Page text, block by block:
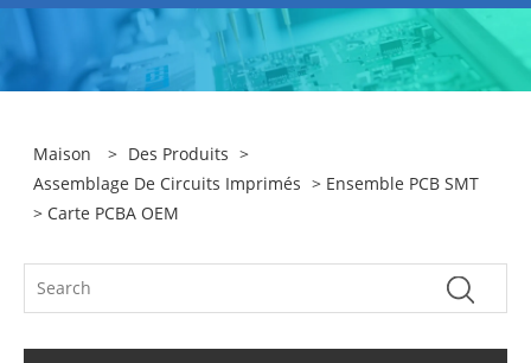
Maison > Des Produits >
Assemblage De Circuits Imprimés > Ensemble PCB SMT
> Carte PCBA OEM